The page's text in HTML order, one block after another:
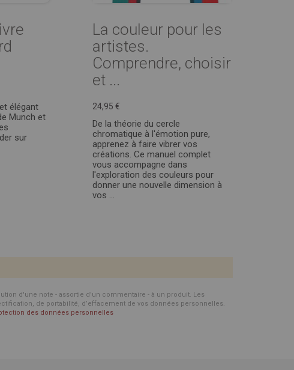
élégant
Munch et
sur
La couleur pour les
artistes.
Comprendre, choisir
et ...
24,95 €
De la théorie du cercle
chromatique à l'émotion pure,
apprenez à faire vibrer vos
créations. Ce manuel complet
vous accompagne dans
l'exploration des couleurs pour
donner une nouvelle dimension à
vos ...
d'une note - assortie d'un commentaire - à un produit. Les
de portabilité, d’effacement de vos données personnelles.
des données personnelles